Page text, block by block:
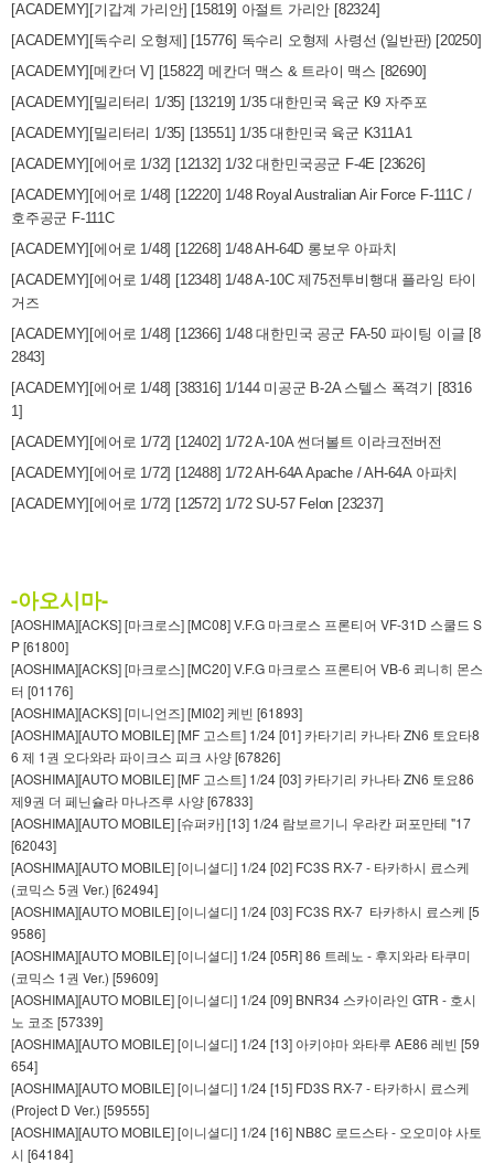
[ACADEMY][기갑계 가리안] [15819] 아절트 가리안 [82324]
[ACADEMY][독수리 오형제] [15776] 독수리 오형제 사령선 (일반판) [20250]
[ACADEMY][메칸더 V] [15822] 메칸더 맥스 & 트라이 맥스 [82690]
[ACADEMY][밀리터리 1/35] [13219] 1/35 대한민국 육군 K9 자주포
[ACADEMY][밀리터리 1/35] [13551] 1/35 대한민국 육군 K311A1
[ACADEMY][에어로 1/32] [12132] 1/32 대한민국공군 F-4E [23626]
[ACADEMY][에어로 1/48] [12220] 1/48 Royal Australian Air Force F-111C /
호주공군 F-111C
[ACADEMY][에어로 1/48] [12268] 1/48 AH-64D 롱보우 아파치
[ACADEMY][에어로 1/48] [12348] 1/48 A-10C 제75전투비행대 플라잉 타이
거즈
[ACADEMY][에어로 1/48] [12366] 1/48 대한민국 공군 FA-50 파이팅 이글 [8
2843]
[ACADEMY][에어로 1/48] [38316] 1/144 미공군 B-2A 스텔스 폭격기 [8316
1]
[ACADEMY][에어로 1/72] [12402] 1/72 A-10A 썬더볼트 이라크전버전
[ACADEMY][에어로 1/72] [12488] 1/72 AH-64A Apache / AH-64A 아파치
[ACADEMY][에어로 1/72] [12572] 1/72 SU-57 Felon [23237]
-아오시마-
[AOSHIMA][ACKS] [마크로스] [MC08] V.F.G 마크로스 프론티어 VF-31D 스쿨드 S
P [61800]
[AOSHIMA][ACKS] [마크로스] [MC20] V.F.G 마크로스 프론티어 VB-6 쾨니히 몬스
터 [01176]
[AOSHIMA][ACKS] [미니언즈] [MI02] 케빈 [61893]
[AOSHIMA][AUTO MOBILE] [MF 고스트] 1/24 [01] 카타기리 카나타 ZN6 토요타8
6 제 1권 오다와라 파이크스 피크 사양 [67826]
[AOSHIMA][AUTO MOBILE] [MF 고스트] 1/24 [03] 카타기리 카나타 ZN6 토요86
제9권 더 페닌슐라 마나즈루 사양 [67833]
[AOSHIMA][AUTO MOBILE] [슈퍼카] [13] 1/24 람보르기니 우라칸 퍼포만테 "17
[62043]
[AOSHIMA][AUTO MOBILE] [이니셜디] 1/24 [02] FC3S RX-7 - 타카하시 료스케
(코믹스 5권 Ver.) [62494]
[AOSHIMA][AUTO MOBILE] [이니셜디] 1/24 [03] FC3S RX-7 타카하시 료스케 [5
9586]
[AOSHIMA][AUTO MOBILE] [이니셜디] 1/24 [05R] 86 트레노 - 후지와라 타쿠미
(코믹스 1권 Ver.) [59609]
[AOSHIMA][AUTO MOBILE] [이니셜디] 1/24 [09] BNR34 스카이라인 GTR - 호시
노 코조 [57339]
[AOSHIMA][AUTO MOBILE] [이니셜디] 1/24 [13] 아키야마 와타루 AE86 레빈 [59
654]
[AOSHIMA][AUTO MOBILE] [이니셜디] 1/24 [15] FD3S RX-7 - 타카하시 료스케
(Project D Ver.) [59555]
[AOSHIMA][AUTO MOBILE] [이니셜디] 1/24 [16] NB8C 로드스타 - 오오미야 사토
시 [64184]